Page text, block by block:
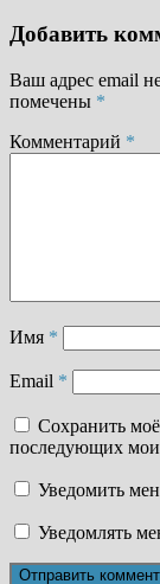
Добавить
Ваш адрес email
помечены *
Комментарий *
Имя *
Email *
Сохранить
последующих
Уведомить
Уведомлять